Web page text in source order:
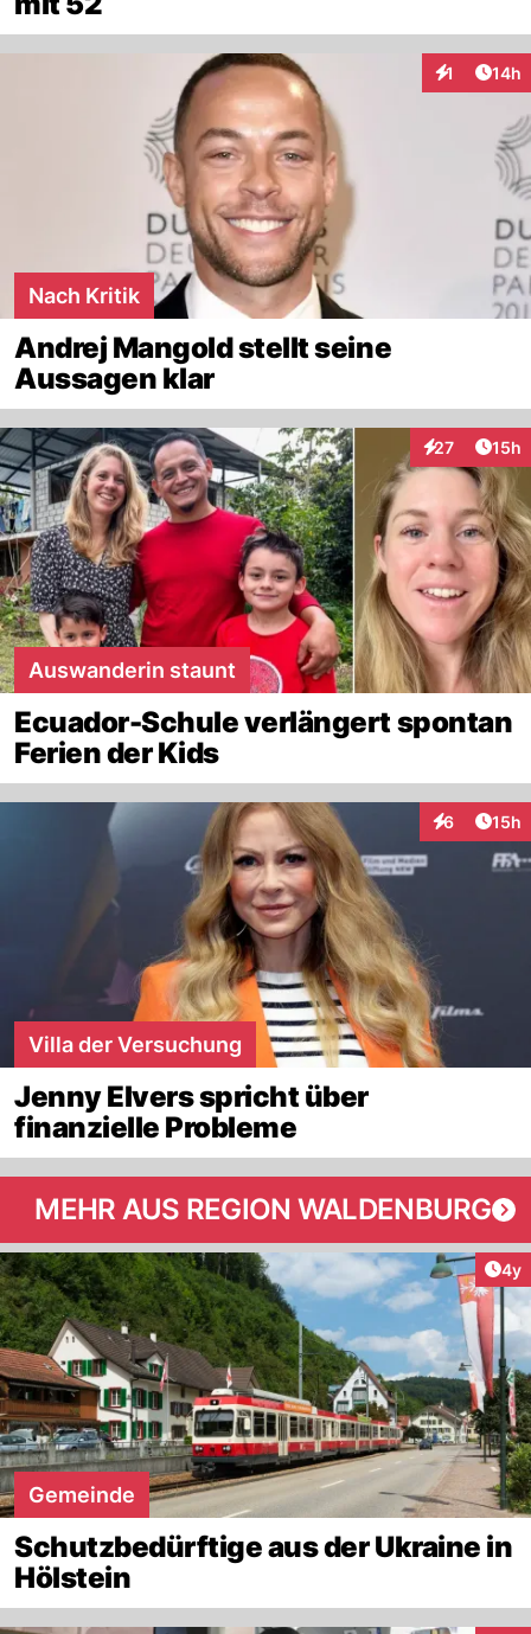
1 14h
Nach Kritik
Andrej Mangold stellt seine
Aussagen klar
27
Interaktionen
15h
Auswanderin staunt
Ecuador-Schule verlängert spontan
Ferien der Kids
6
Interaktionen
15h
Villa der Versuchung
Jenny Elvers spricht über
finanzielle Probleme
MEHR AUS REGION WALDENBURG
4y
Gemeinde
Schutzbedürftige aus der Ukraine in
Hölstein